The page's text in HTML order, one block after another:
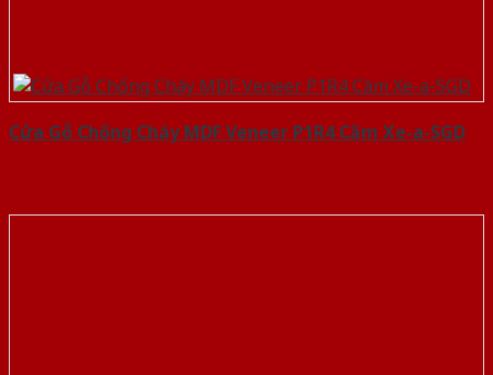
Cửa Gỗ Chống Cháy MDF Veneer P1R4 Căm Xe-a-SGD